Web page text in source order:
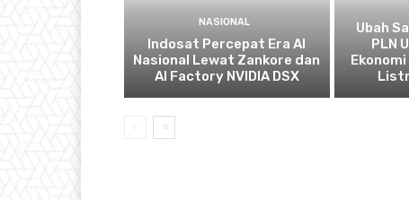
NASIONAL
Indosat Percepat Era AI
Nasional Lewat Zankore dan
AI Factory NVIDIA DSX
Ubah
PLN